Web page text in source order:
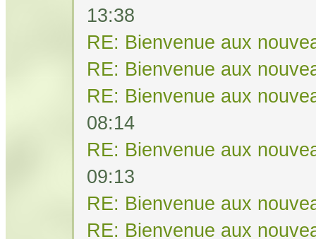
13:38
RE: Bienvenue aux
RE: Bienvenue aux
RE: Bienvenue aux
08:14
RE: Bienvenue aux
09:13
RE: Bienvenue aux
RE: Bienvenue aux